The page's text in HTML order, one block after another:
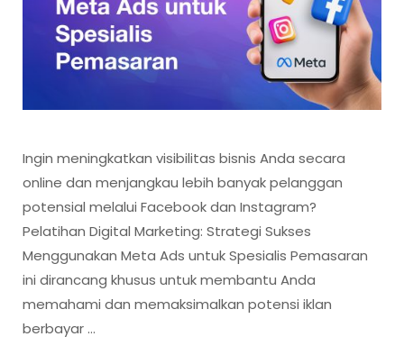
Ingin meningkatkan visibilitas bisnis Anda secara
online dan menjangkau lebih banyak pelanggan
potensial melalui Facebook dan Instagram?
Pelatihan Digital Marketing: Strategi Sukses
Menggunakan Meta Ads untuk Spesialis Pemasaran
ini dirancang khusus untuk membantu Anda
memahami dan memaksimalkan potensi iklan
berbayar …